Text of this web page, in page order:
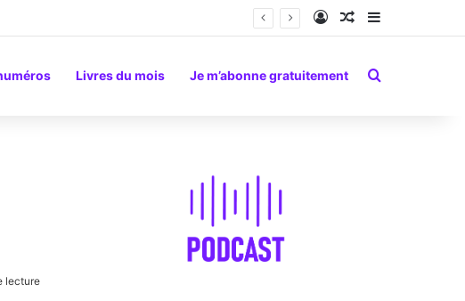
Connexion
Article Aléatoire
Sidebar
Livres du mois Je m’abonne gratuitement Rechercher
lecture